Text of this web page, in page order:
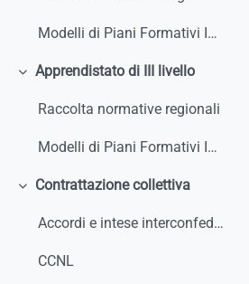
Modelli di Piani Formativi Individuali
Colapsar
Apprendistato di III livello
Raccolta normative regionali
Modelli di Piani Formativi Individuali
Colapsar
Contrattazione collettiva
Accordi e intese interconfederali
CCNL